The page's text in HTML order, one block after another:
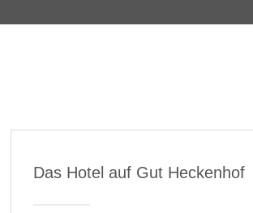
Das Hotel auf Gut Heckenhof